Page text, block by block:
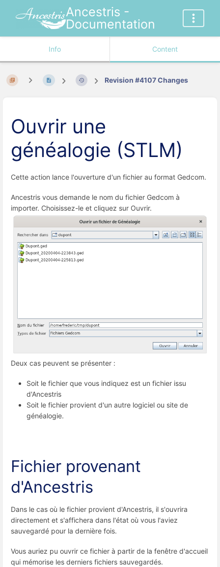
Ancestris -
Documentation
Info Content
Revision #4107 Changes
Ouvrir une
généalogie (STLM)
Cette action lance l'ouverture d'un fichier au format Gedcom.
Ancestris vous demande le nom du fichier Gedcom à
importer. Choisissez-le et cliquez sur Ouvrir.
Deux cas peuvent se présenter :
Soit le fichier que vous indiquez est un fichier issu
d'Ancestris
Soit le fichier provient d'un autre logiciel ou site de
généalogie.
Fichier provenant
d'Ancestris
Dans le cas où le fichier provient d'Ancestris, il s'ouvrira
directement et s'affichera dans l'état où vous l'aviez
sauvegardé pour la dernière fois.
Vous auriez pu ouvrir ce fichier à partir de la fenêtre d'accueil
qui mémorise les derniers fichiers sauvegardés.